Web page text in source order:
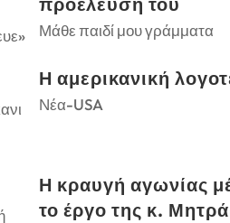
Μάθε παιδί μου γράμματα
Η αμερικανική
Νέα-USA
Η κραυγή αγωνίας
το έργο της κ.